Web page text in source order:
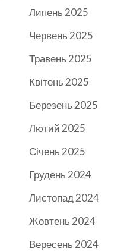
Липень 2025
Червень 2025
Травень 2025
Квітень 2025
Березень 2025
Лютий 2025
Січень 2025
Грудень 2024
Листопад 2024
Жовтень 2024
Вересень 2024